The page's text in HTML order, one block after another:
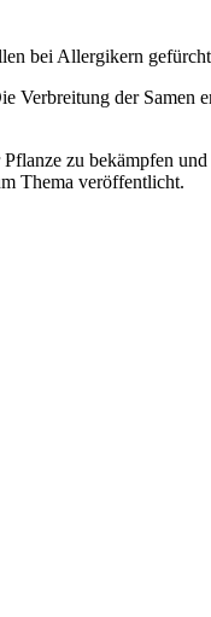
bei Allergikern
Verbreitung der Samen
zu bekämpfen
Thema veröffentlicht.